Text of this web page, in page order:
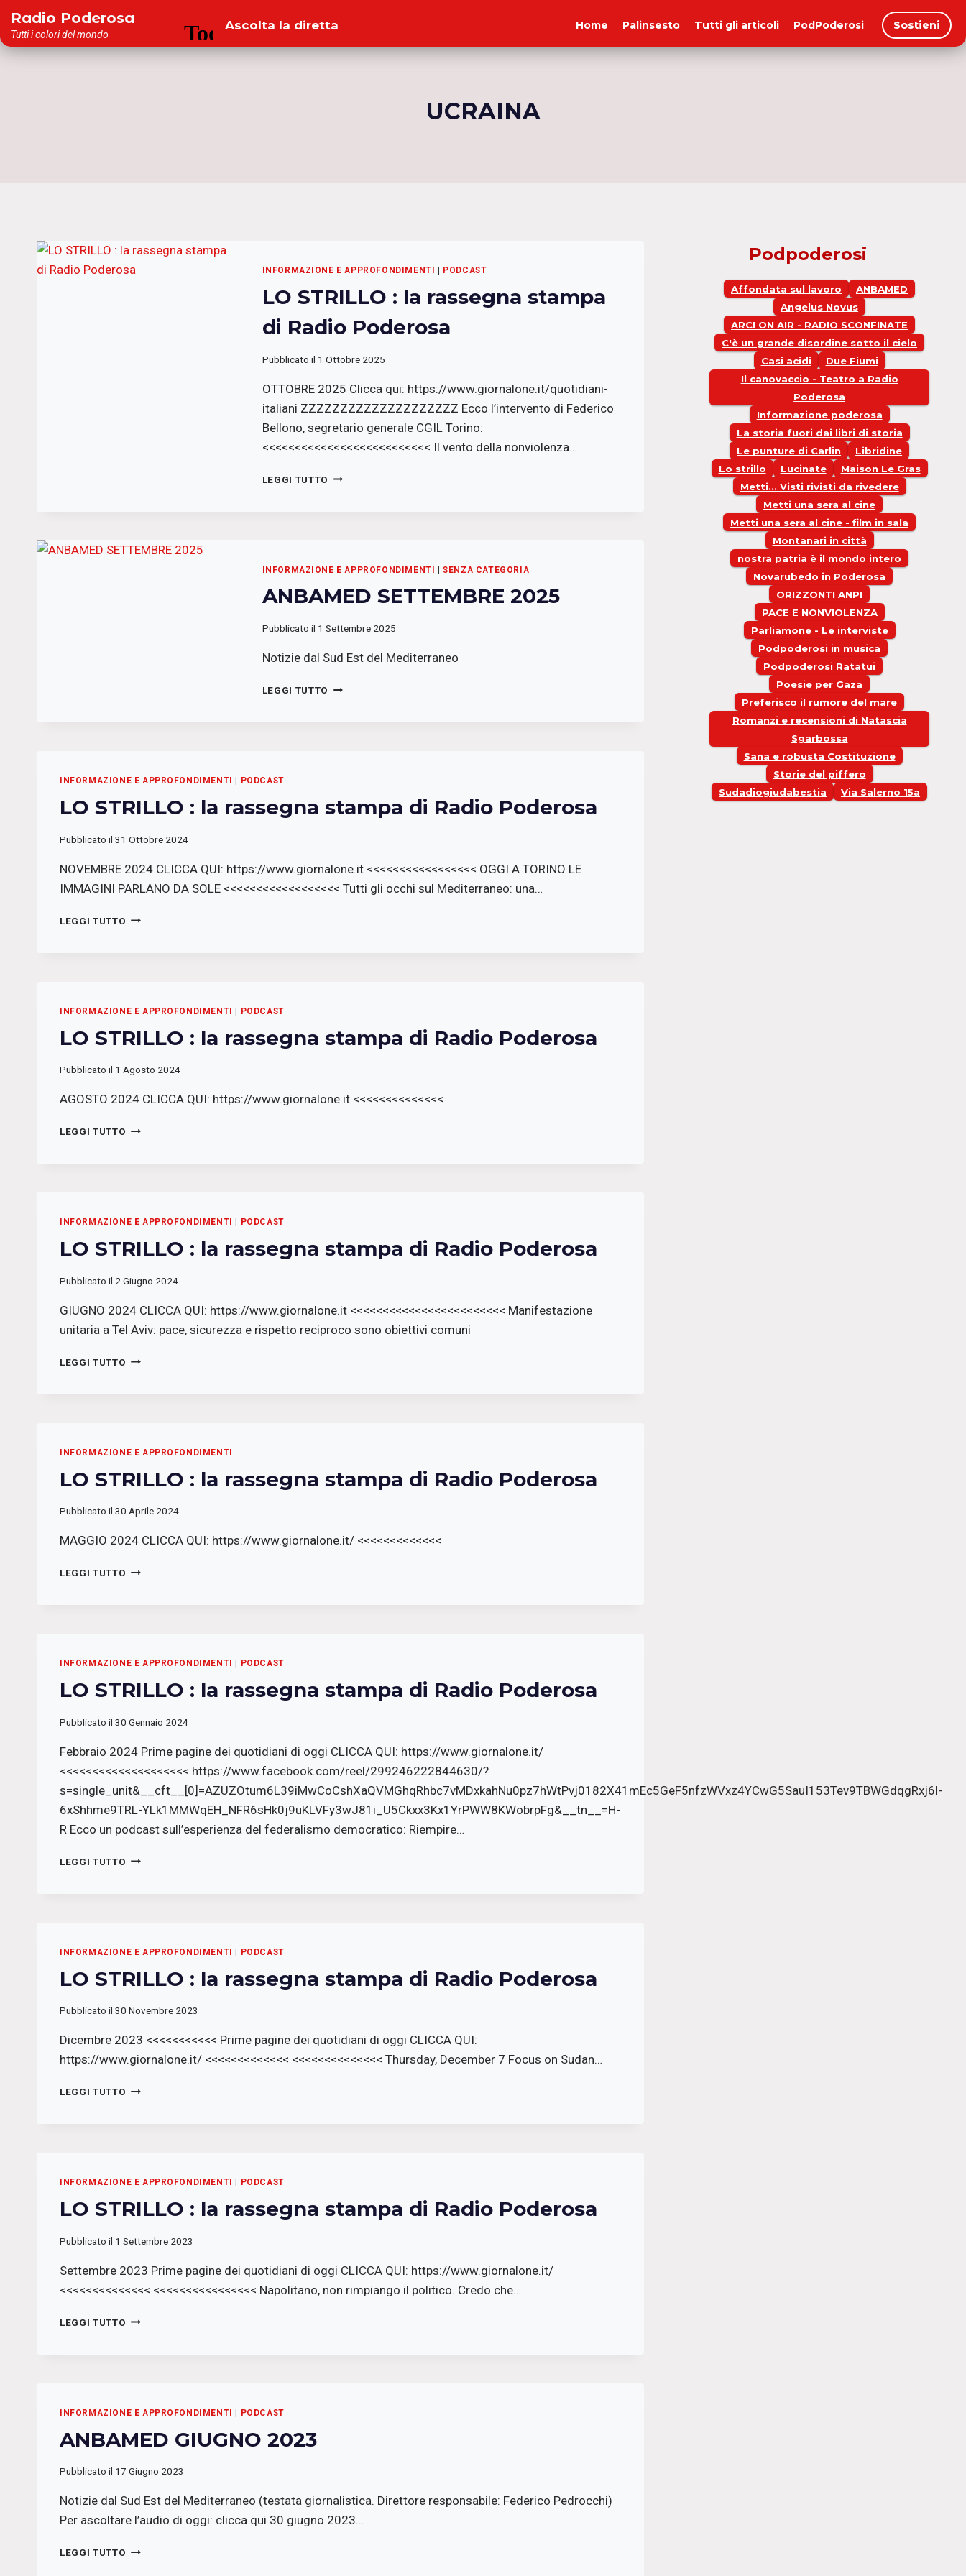
contenuto
Radio Poderosa
Tutti i colori del mondo
Ascolta la diretta Home Palinsesto Tutti gli articoli PodPoderosi Sostieni
UCRAINA
INFORMAZIONE E APPROFONDIMENTI PODCAST
LO STRILLO : la rassegna stampa
di Radio Poderosa
Pubblicato il 1 Ottobre 2025
OTTOBRE 2025 Clicca qui: https://www.giornalone.it/quotidiani-
italiani ZZZZZZZZZZZZZZZZZZZZ Ecco l’intervento di Federico
Bellono, segretario generale CGIL Torino:
<<<<<<<<<<<<<<<<<<<<<<<<<< Il vento della nonviolenza…
LEGGI TUTTO LO
DI
PODEROSA
INFORMAZIONE E APPROFONDIMENTI |SENZA CATEGORIA
ANBAMED SETTEMBRE 2025
Pubblicato il 1 Settembre 2025
Notizie dal Sud Est del Mediterraneo
LEGGI TUTTO ANBAMED
INFORMAZIONE E APPROFONDIMENTI PODCAST
LO STRILLO : la rassegna stampa di Radio Poderosa
Pubblicato il 31 Ottobre 2024
NOVEMBRE 2024 CLICCA QUI: https://www.giornalone.it <<<<<<<<<<<<<<<<< OGGI A TORINO LE
IMMAGINI PARLANO DA SOLE <<<<<<<<<<<<<<<<<< Tutti gli occhi sul Mediterraneo: una…
LEGGI TUTTO LO
DI
PODEROSA
INFORMAZIONE E APPROFONDIMENTI | PODCAST
LO STRILLO : la rassegna stampa di Radio Poderosa
Pubblicato il 1 Agosto 2024
AGOSTO 2024 CLICCA QUI: https://www.giornalone.it <<<<<<<<<<<<<<
LEGGI TUTTO LO
DI
PODEROSA
INFORMAZIONE E APPROFONDIMENTI PODCAST
LO STRILLO : la rassegna stampa di Radio Poderosa
Pubblicato il 2 Giugno 2024
GIUGNO 2024 CLICCA QUI: https://www.giornalone.it <<<<<<<<<<<<<<<<<<<<<<<< Manifestazione
unitaria a Tel Aviv: pace, sicurezza e rispetto reciproco sono obiettivi comuni
LEGGI TUTTO LO
DI
PODEROSA
INFORMAZIONE E APPROFONDIMENTI
LO STRILLO : la rassegna stampa di Radio Poderosa
Pubblicato il 30 Aprile 2024
MAGGIO 2024 CLICCA QUI: https://www.giornalone.it/ <<<<<<<<<<<<<
LEGGI TUTTO LO
DI
PODEROSA
INFORMAZIONE E APPROFONDIMENTI PODCAST
LO STRILLO : la rassegna stampa di Radio Poderosa
Pubblicato il 30 Gennaio 2024
Febbraio 2024 Prime pagine dei quotidiani di oggi CLICCA QUI: https://www.giornalone.it/
<<<<<<<<<<<<<<<<<<<< https://www.facebook.com/reel/299246222844630/?
s=single_unit&__cft__[0]=AZUZOtum6L39iMwCoCshXaQVMGhqRhbc7vMDxkahNu0pz7hWtPvj0182X41mEc5GeF5nfzWVxz4YCwG5SauI153Tev9TBWGdqgRxj6l-
6xShhme9TRL-YLk1MMWqEH_NFR6sHk0j9uKLVFy3wJ81i_U5Ckxx3Kx1YrPWW8KWobrpFg&__tn__=H-
R Ecco un podcast sull’esperienza del federalismo democratico: Riempire…
LEGGI TUTTO LO
DI
PODEROSA
INFORMAZIONE E APPROFONDIMENTI | PODCAST
LO STRILLO : la rassegna stampa di Radio Poderosa
Pubblicato il 30 Novembre 2023
Dicembre 2023 <<<<<<<<<<< Prime pagine dei quotidiani di oggi CLICCA QUI:
https://www.giornalone.it/ <<<<<<<<<<<<< <<<<<<<<<<<<<< Thursday, December 7 Focus on Sudan…
LEGGI TUTTO LO
DI
PODEROSA
INFORMAZIONE E APPROFONDIMENTI PODCAST
LO STRILLO : la rassegna stampa di Radio Poderosa
Pubblicato il 1 Settembre 2023
Settembre 2023 Prime pagine dei quotidiani di oggi CLICCA QUI: https://www.giornalone.it/
<<<<<<<<<<<<<< <<<<<<<<<<<<<<<< Napolitano, non rimpiango il politico. Credo che…
LEGGI TUTTO LO
DI
PODEROSA
INFORMAZIONE E APPROFONDIMENTI | PODCAST
ANBAMED GIUGNO 2023
Pubblicato il 17 Giugno 2023
Notizie dal Sud Est del Mediterraneo (testata giornalistica. Direttore responsabile: Federico Pedrocchi)
Per ascoltare l’audio di oggi: clicca qui 30 giugno 2023…
LEGGI TUTTO ANBAMED
Podpoderosi
Affondata sul lavoro
ANBAMED
Angelus Novus
ARCI ON AIR - RADIO SCONFINATE
C'è un grande disordine sotto il cielo
Casi acidi
Due Fiumi
Il canovaccio - Teatro a Radio
Poderosa
Informazione poderosa
La storia fuori dai libri di storia
Le punture di Carlin
Libridine
Lo strillo
Lucinate
Maison Le Gras
Metti... Visti rivisti da rivedere
Metti una sera al cine
Metti una sera al cine - film in sala
Montanari in città
nostra patria è il mondo intero
Novarubedo in Poderosa
ORIZZONTI ANPI
PACE E NONVIOLENZA
Parliamone - Le interviste
Podpoderosi in musica
Podpoderosi Ratatui
Poesie per Gaza
Preferisco il rumore del mare
Romanzi e recensioni di Natascia
Sgarbossa
Sana e robusta Costituzione
Storie del piffero
Sudadiogiudabestia
Via Salerno 15a